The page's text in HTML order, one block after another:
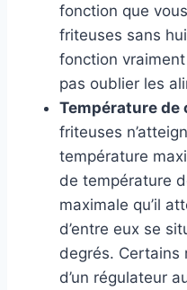
fonction que
friteuses sans
fonction
pas oublier les
Température de
friteuses
température
de température
maximale qu’il
d’entre eux se
degrés. Certains
d’un régulateur